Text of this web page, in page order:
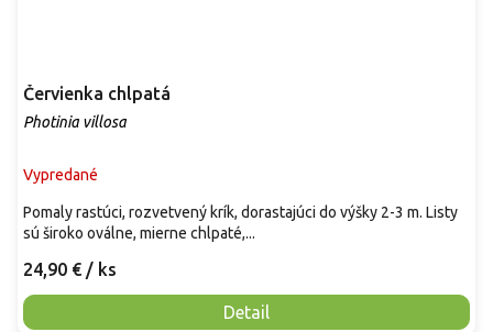
Červienka chlpatá
Photinia villosa
Vypredané
24,90 € / ks
Detail
Pomaly rastúci, rozvetvený krík, dorastajúci do výšky 2-3 m. Listy
sú široko oválne, mierne chlpaté,...